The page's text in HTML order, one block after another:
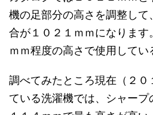
機の足部分の高さを調整し
合が１０２１ｍｍになります
ｍｍ程度の高さで使用してい
調べてみたところ現在（２
ている洗濯機では、シャープ